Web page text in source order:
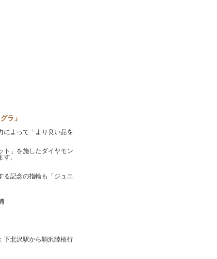
ラ」
によって「より良い品を
ト」を施したダイヤモン
。
る記念の指輪も「ジュエ
下北沢駅から駒沢陸橋行